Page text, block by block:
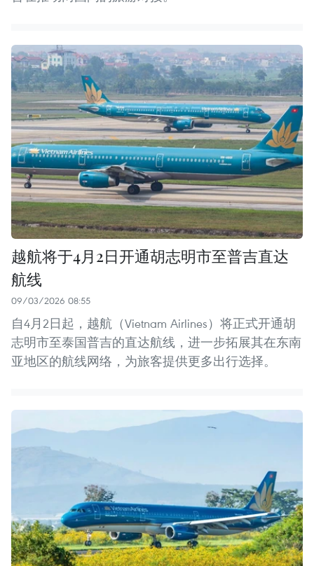
越航将于4月2日开通胡志明市至普吉直达
航线
09/03/2026 08:55
自4月2日起，越航（Vietnam Airlines）将正式开通胡
志明市至泰国普吉的直达航线，进一步拓展其在东南
亚地区的航线网络，为旅客提供更多出行选择。